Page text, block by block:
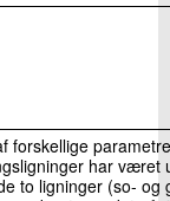
forskellige
har været
to ligninger (so- og